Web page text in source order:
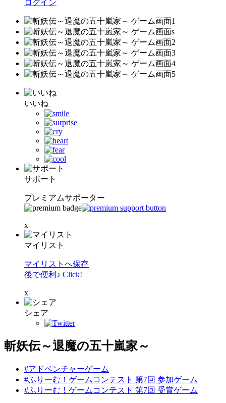
ログイン
いいね
サポート
プレミアムサポーター
x
マイリスト
マイリストへ保存
後で便利♪ Click!
x
シェア
斬妖伝～退魔の五十嵐家～
#アドベンチャーゲーム
#ふりーむ！ゲームコンテスト 第7回 参加ゲーム
#ふりーむ！ゲームコンテスト 第7回 受賞ゲーム